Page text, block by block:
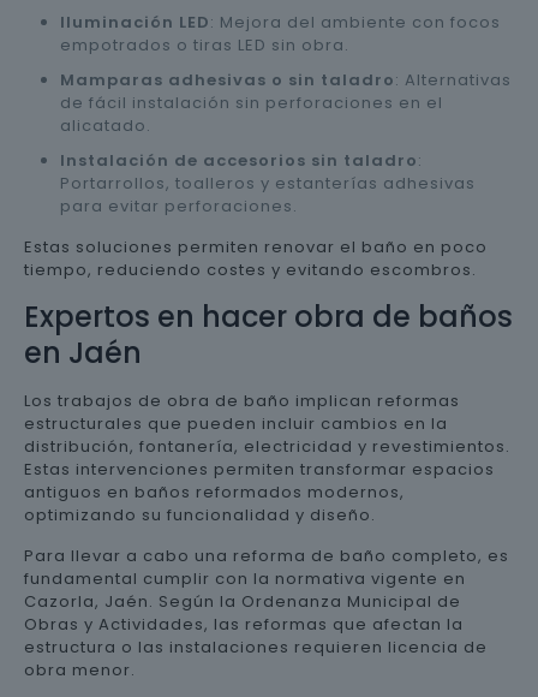
Iluminación LED: Mejora del ambiente con focos
empotrados o tiras LED sin obra.
Mamparas adhesivas o sin taladro: Alternativas
de fácil instalación sin perforaciones en el
alicatado.
Instalación de accesorios sin taladro:
Portarrollos, toalleros y estanterías adhesivas
para evitar perforaciones.
Estas soluciones permiten renovar el baño en poco
tiempo, reduciendo costes y evitando escombros.
Expertos en hacer obra de baños
en Jaén
Los trabajos de obra de baño implican reformas
estructurales que pueden incluir cambios en la
distribución, fontanería, electricidad y revestimientos.
Estas intervenciones permiten transformar espacios
antiguos en baños reformados modernos,
optimizando su funcionalidad y diseño.
Para llevar a cabo una reforma de baño completo, es
fundamental cumplir con la normativa vigente en
Cazorla, Jaén. Según la Ordenanza Municipal de
Obras y Actividades, las reformas que afectan la
estructura o las instalaciones requieren licencia de
obra menor.